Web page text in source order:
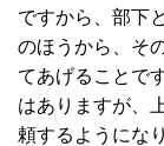
ですから、部下
のほうから、そ
てあげることで
はありますが、
頼するようにな